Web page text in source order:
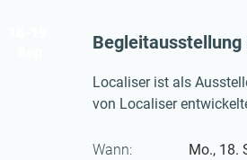
Localiser ist als
von Localiser
Wann:
Mo., 18.